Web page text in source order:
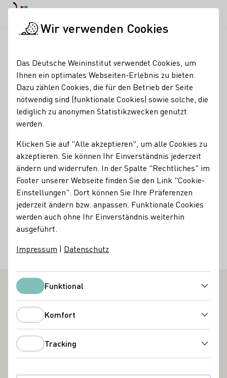
Weinhaus Franz Hahn
GmbH & Co.KG
Erzeugnisse
Wein
Mitgliedschaften
Verband Deutscher Weinexporteure e.V.
Kontakt
Weinhaus Franz Hahn GmbH & Co.KG
Deutschland
Wir verwenden Cookies
Das Deutsche Weininstitut verwendet Cookies, um
Ihnen ein optimales Webseiten-Erlebnis zu bieten.
Dazu zählen Cookies, die für den Betrieb der Seite
notwendig sind (funktionale Cookies) sowie solche, die
lediglich zu anonymen Statistikzwecken genutzt
werden.
Klicken Sie auf "Alle akzeptieren", um alle Cookies zu
akzeptieren. Sie können Ihr Einverständnis jederzeit
ändern und widerrufen. In der Spalte "Rechtliches" im
Footer unserer Webseite finden Sie den Link "Cookie-
Einstellungen". Dort können Sie Ihre Präferenzen
jederzeit ändern bzw. anpassen. Funktionale Cookies
werden auch ohne Ihr Einverständnis weiterhin
ausgeführt.
Impressum | Datenschutz
FunktionalFunktional
Komfort
Tracking